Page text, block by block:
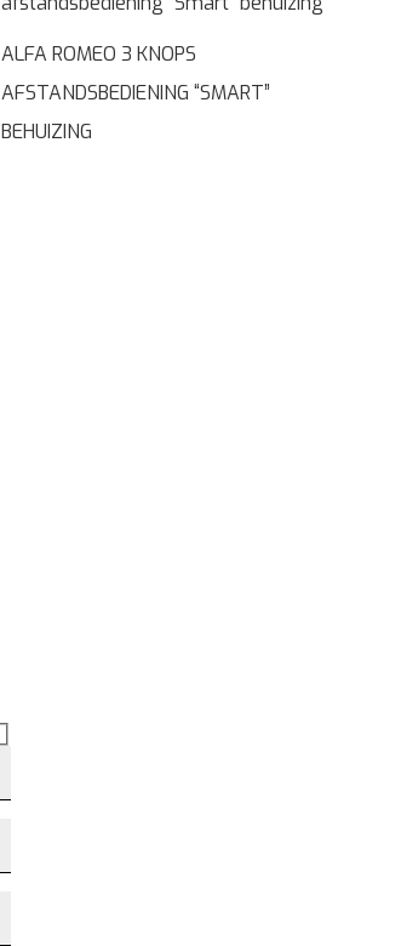
ALFA ROMEO 3 KNOPS
AFSTANDSBEDIENING “SMART”
BEHUIZING